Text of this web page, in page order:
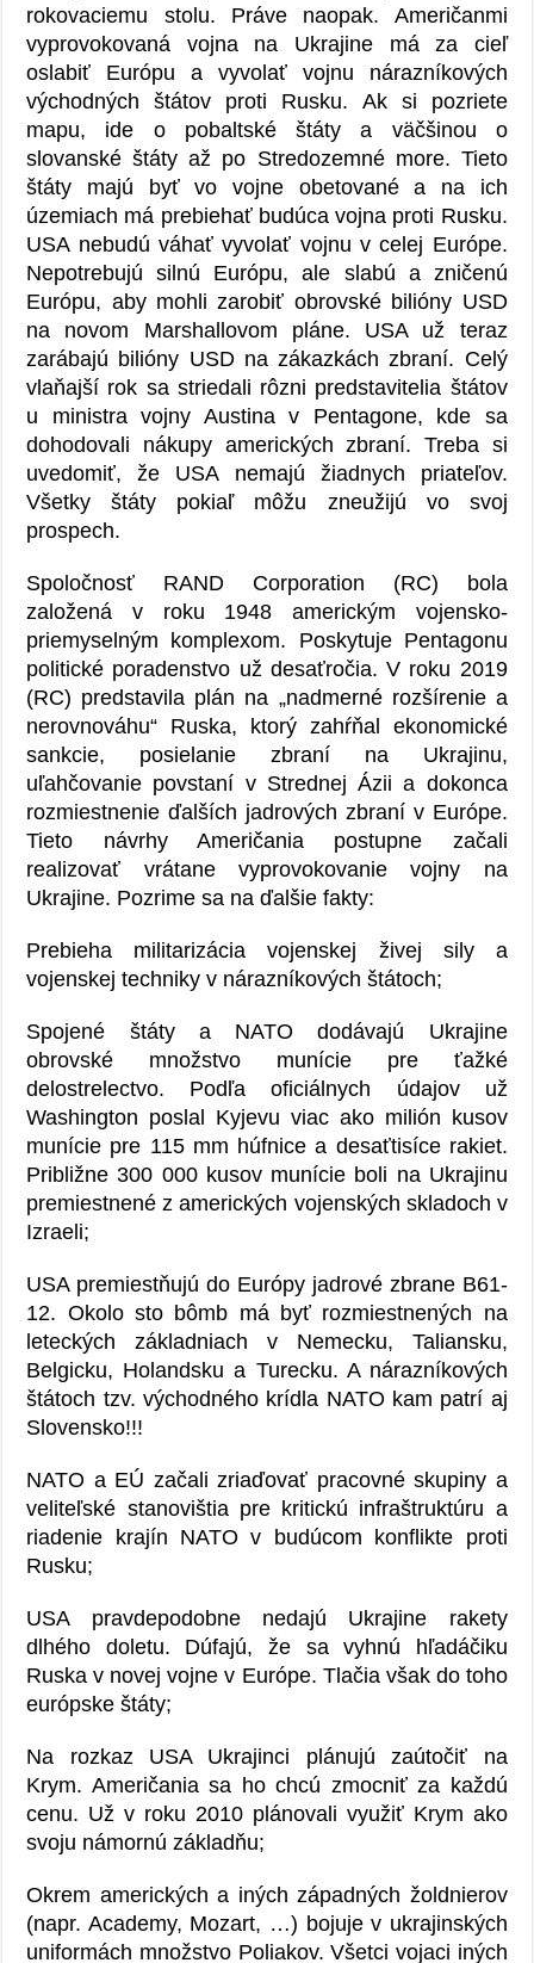
rokovaciemu stolu. Práve naopak. Američanmi
vyprovokovaná vojna na Ukrajine má za cieľ
oslabiť Európu a vyvolať vojnu nárazníkových
východných štátov proti Rusku. Ak si pozriete
mapu, ide o pobaltské štáty a väčšinou o
slovanské štáty až po Stredozemné more. Tieto
štáty majú byť vo vojne obetované a na ich
územiach má prebiehať budúca vojna proti Rusku.
USA nebudú váhať vyvolať vojnu v celej Európe.
Nepotrebujú silnú Európu, ale slabú a zničenú
Európu, aby mohli zarobiť obrovské bilióny USD
na novom Marshallovom pláne. USA už teraz
zarábajú bilióny USD na zákazkách zbraní. Celý
vlaňajší rok sa striedali rôzni predstavitelia štátov
u ministra vojny Austina v Pentagone, kde sa
dohodovali nákupy amerických zbraní. Treba si
uvedomiť, že USA nemajú žiadnych priateľov.
Všetky štáty pokiaľ môžu zneužijú vo svoj
prospech.
Spoločnosť RAND Corporation (RC) bola
založená v roku 1948 americkým vojensko-
priemyselným komplexom. Poskytuje Pentagonu
politické poradenstvo už desaťročia. V roku 2019
(RC) predstavila plán na „nadmerné rozšírenie a
nerovnováhu“ Ruska, ktorý zahŕňal ekonomické
sankcie, posielanie zbraní na Ukrajinu,
uľahčovanie povstaní v Strednej Ázii a dokonca
rozmiestnenie ďalších jadrových zbraní v Európe.
Tieto návrhy Američania postupne začali
realizovať vrátane vyprovokovanie vojny na
Ukrajine. Pozrime sa na ďalšie fakty:
Prebieha militarizácia vojenskej živej sily a
vojenskej techniky v nárazníkových štátoch;
Spojené štáty a NATO dodávajú Ukrajine
obrovské množstvo munície pre ťažké
delostrelectvo. Podľa oficiálnych údajov už
Washington poslal Kyjevu viac ako milión kusov
munície pre 115 mm húfnice a desaťtisíce rakiet.
Približne 300 000 kusov munície boli na Ukrajinu
premiestnené z amerických vojenských skladoch v
Izraeli;
USA premiestňujú do Európy jadrové zbrane B61-
12. Okolo sto bômb má byť rozmiestnených na
leteckých základniach v Nemecku, Taliansku,
Belgicku, Holandsku a Turecku. A nárazníkových
štátoch tzv. východného krídla NATO kam patrí aj
Slovensko!!!
NATO a EÚ začali zriaďovať pracovné skupiny a
veliteľské stanovištia pre kritickú infraštruktúru a
riadenie krajín NATO v budúcom konflikte proti
Rusku;
USA pravdepodobne nedajú Ukrajine rakety
dlhého doletu. Dúfajú, že sa vyhnú hľadáčiku
Ruska v novej vojne v Európe. Tlačia však do toho
európske štáty;
Na rozkaz USA Ukrajinci plánujú zaútočiť na
Krym. Američania sa ho chcú zmocniť za každú
cenu. Už v roku 2010 plánovali využiť Krym ako
svoju námornú základňu;
Okrem amerických a iných západných žoldnierov
(napr. Academy, Mozart, …) bojuje v ukrajinských
uniformách množstvo Poliakov. Všetci vojaci iných